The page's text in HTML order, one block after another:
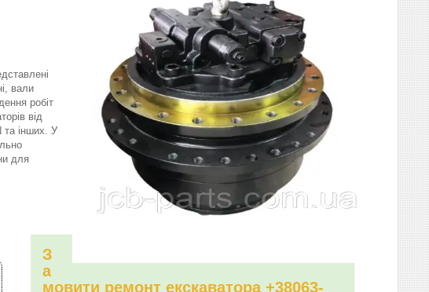
вали
робіт
від
та інших. У
для
З
а
мовити ремонт екскаватора +38063-